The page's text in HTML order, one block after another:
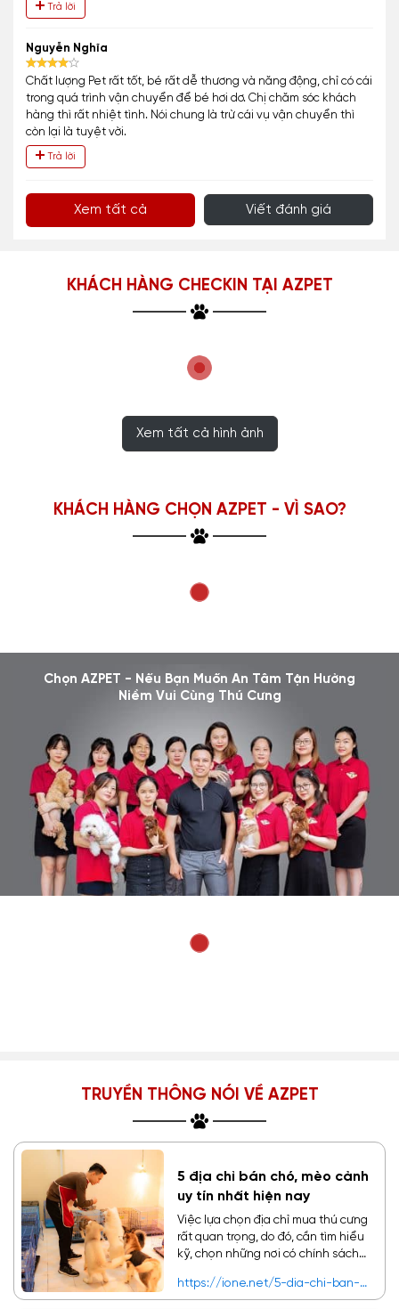
Trả lời
Nguyễn Nghĩa
Chất lượng Pet rất tốt, bé rất dễ thương và năng động, chỉ có cái
trong quá trình vận chuyển để bé hơi dơ. Chị chăm sóc khách
hàng thì rất nhiệt tình. Nói chung là trừ cái vụ vận chuyển thì
còn lại là tuyệt vời.
Trả lời
Xem tất cả Viết đánh giá
KHÁCH HÀNG CHECKIN TẠI AZPET
Xem tất cả hình ảnh
KHÁCH HÀNG CHỌN AZPET - VÌ SAO?
Chọn AZPET - Nếu Bạn Muốn An Tâm Tận Hưởng
Niềm Vui Cùng Thú Cưng
TRUYỀN THÔNG NÓI VỀ AZPET
5 địa chỉ bán chó, mèo cảnh
uy tín nhất hiện nay
Việc lựa chọn địa chỉ mua thú cưng
rất quan trọng, do đó, cần tìm hiểu
kỹ, chọn những nơi có chính sách
https://ione.net/5-dia-chi-ban-
cho-meo-canh-uy-tin-hien-nay-